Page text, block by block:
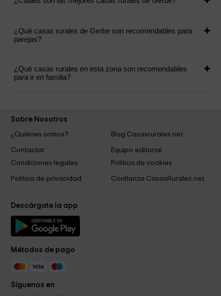
¿Qué casas rurales de Gerbe son recomendables para
parejas?
¿Qué casas rurales en esta zona son recomendables
para ir en familia?
Sobre Nosotros
¿Quiénes somos?
Blog Casasrurales.net
Contactar
Equipo editorial
Condiciones legales
Política de cookies
Política de privacidad Confianza CasasRurales.net
Descárgate la app
Métodos de pago
Síguenos en